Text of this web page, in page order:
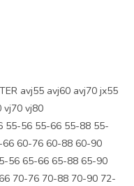
avj55 avj60 avj70 jx55
vj70 vj80
55-56 55-66 55-88 55-
60-76 60-88 60-90
56 65-66 65-88 65-90
70-76 70-88 70-90 72-